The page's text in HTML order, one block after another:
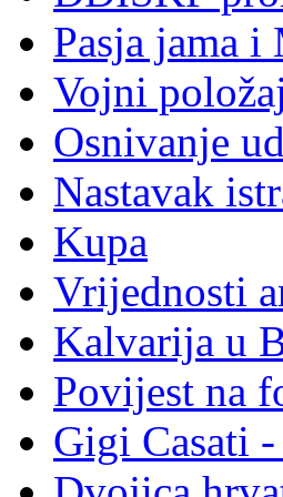
Pasja jama
Vojni
Osnivanje
Nastavak
Kupa
Vrijednosti
Kalvarija u
Povijest na
Gigi Casati -